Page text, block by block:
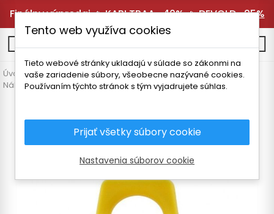
Finálny výpredaj 🔥KARI TRAA -40%🔥DEVOLD -25%
Úvodná stránka Vybavenie
Termosky a fľaše
Náhradné diely a doplnky
LAKEN FUTURA CAP VRCHNÁK
Tento web využíva cookies
Tieto webové stránky ukladajú v súlade so zákonmi na
vaše zariadenie súbory, všeobecne nazývané cookies.
Používaním týchto stránok s tým vyjadrujete súhlas.
Prijať všetky súbory cookie
Nastavenia súborov cookie